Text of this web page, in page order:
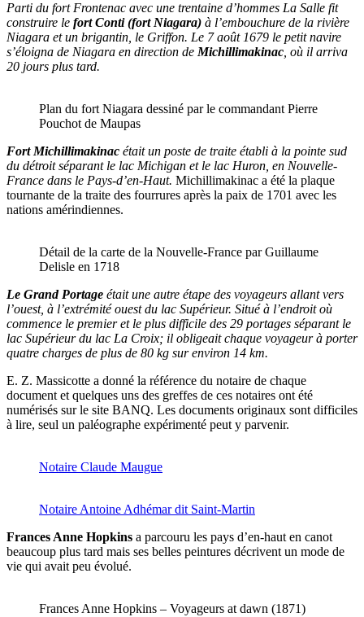
Parti du fort Frontenac avec une trentaine d’hommes La Salle fit
construire le fort Conti (fort Niagara) à l’embouchure de la rivière
Niagara et un brigantin, le Griffon. Le 7 août 1679 le petit navire
s’éloigna de Niagara en direction deMichillimakinac, où il arriva
20 jours plus tard.
Plan du fort Niagara dessiné par le commandant Pierre
Pouchot de Maupas
Fort Michillimakinac était un poste de traite établi à la pointe sud
du détroit séparant le lac Michigan et le lac Huron, en Nouvelle-
France dans le Pays-d’en-Haut. Michillimakinac a été la plaque
tournante de la traite des fourrures après la paix de 1701 avec les
nations amérindiennes.
Détail de la carte de la Nouvelle-France par Guillaume
Delisle en 1718
Le Grand Portage était une autre étape des voyageurs allant vers
l’ouest, à l’extrémité ouest du lac Supérieur. Situé à l’endroit où
commence le premier et le plus difficile des 29 portages séparant le
lac Supérieur du lac La Croix; il obligeait chaque voyageur à porter
quatre charges de plus de 80 kg sur environ 14 km.
E. Z. Massicotte a donné la référence du notaire de chaque
document et quelques uns des greffes de ces notaires ont été
numérisés sur le site BANQ. Les documents originaux sont difficiles
à lire, seul un paléographe expérimenté peut y parvenir.
Notaire Claude Maugue
Notaire Antoine Adhémar dit Saint-Martin
Frances Anne Hopkins a parcouru les pays d’en-haut en canot
beaucoup plus tard mais ses belles peintures décrivent un mode de
vie qui avait peu évolué.
Frances Anne Hopkins – Voyageurs at dawn (1871)